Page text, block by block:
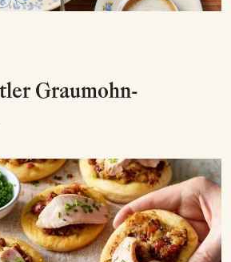
Graumohn-